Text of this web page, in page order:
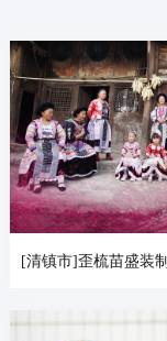
[清镇市]歪梳苗盛装